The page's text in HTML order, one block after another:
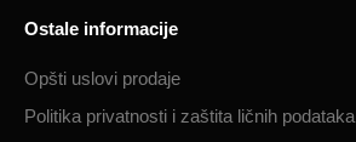
Ostale informacije
Opšti uslovi prodaje
Politika privatnosti i zaštita ličnih podataka​